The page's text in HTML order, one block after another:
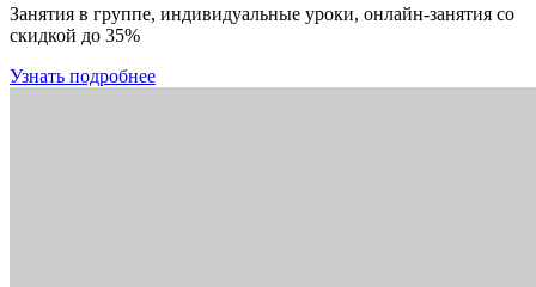
Занятия в группе, индивидуальные уроки, онлайн-занятия со
скидкой до 35%
Узнать подробнее